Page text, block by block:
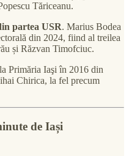
Tăriceanu.
partea USR. Marius Bodea
din 2024, fiind al treilea
și Răzvan Timofciuc.
Primăria Iaşi în 2016 din
Chirica, la fel precum
de Iași